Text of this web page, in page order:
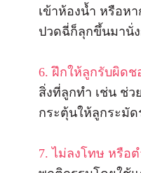
เข้าห้องน้ำ หรือห
ปวดฉี่ก็ลุกขึ้นมานั่
6. ฝึกให้ลูกรับผิด
สิ่งที่ลูกทำ เช่น ช่
กระตุ้นให้ลูกระมั
7. ไม่ลงโทษ หรือ